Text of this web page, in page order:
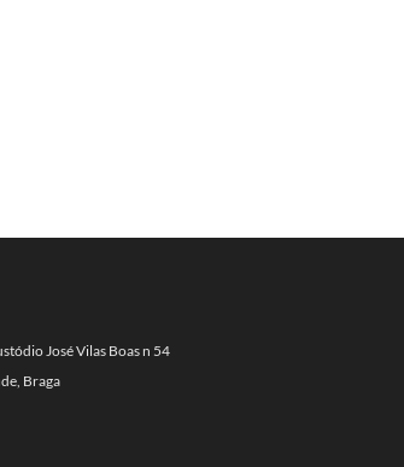
José Vilas Boas n 54
Braga